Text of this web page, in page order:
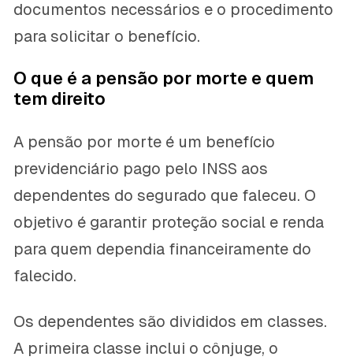
documentos necessários e o procedimento
para solicitar o benefício.
O que é a pensão por morte e quem
tem direito
A pensão por morte é um benefício
previdenciário pago pelo INSS aos
dependentes do segurado que faleceu. O
objetivo é garantir proteção social e renda
para quem dependia financeiramente do
falecido.
Os dependentes são divididos em classes.
A primeira classe inclui o cônjuge, o